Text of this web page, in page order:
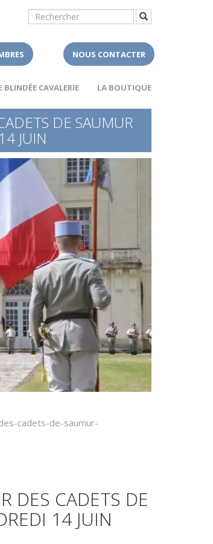
NOUS CONTACTER
BLINDÉE CAVALERIE LA BOUTIQUE
DE SAUMUR
JUIN
cadets-de-saumur-
DES CADETS DE
14 JUIN